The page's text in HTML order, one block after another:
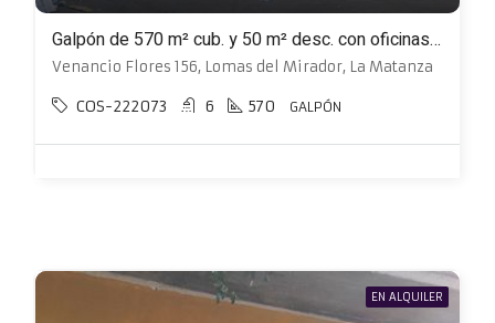
Galpón de 570 m² cub. y 50 m² desc. con oficinas, baños, vestuarios y patio
Venancio Flores 156, Lomas del Mirador, La Matanza
COS-222073 6 570 GALPÓN
EN ALQUILER